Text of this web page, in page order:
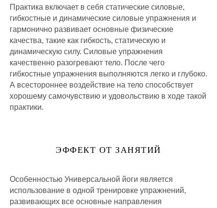
Практика включает в себя статические силовые,
гибкостные и динамические силовые упражнения и
гармонично развивает основные физические
качества, такие как гибкость, статическую и
динамическую силу. Силовые упражнения
качественно разогревают тело. После чего
гибкостные упражнения выполняются легко и глубоко.
А всестороннее воздействие на тело способствует
хорошему самочувствию и удовольствию в ходе такой
практики.
ЭФФЕКТ ОТ ЗАНЯТИЙ
Особенностью Универсальной йоги является
использование в одной тренировке упражнений,
развивающих все основные направления